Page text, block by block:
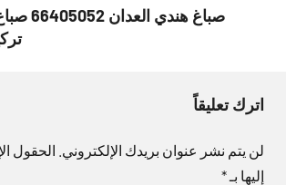
صباغ
اترك تعليقاً
لن يتم نشر عنوان بريدك الإلكتروني. الحقول
إليها بـ*